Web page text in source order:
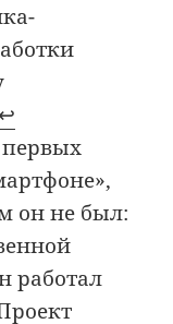
↩︎
он не был:
работал